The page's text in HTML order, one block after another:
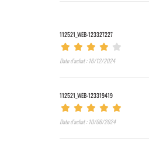
112521_WEB-123327227
Date d’achat : 16/12/2024
112521_WEB-123319419
Date d’achat : 10/06/2024